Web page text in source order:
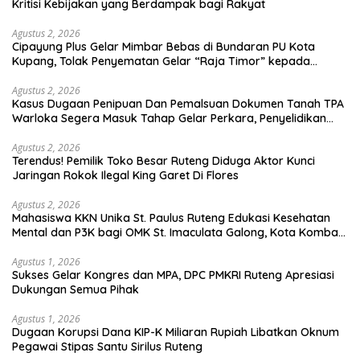
Kritisi Kebijakan yang Berdampak bagi Rakyat
Agustus 2, 2026
Cipayung Plus Gelar Mimbar Bebas di Bundaran PU Kota
Kupang, Tolak Penyematan Gelar “Raja Timor” kepada
Agustus 2, 2026
Kasus Dugaan Penipuan Dan Pemalsuan Dokumen Tanah TPA
Warloka Segera Masuk Tahap Gelar Perkara, Penyelidikan
Agustus 2, 2026
Terendus! Pemilik Toko Besar Ruteng Diduga Aktor Kunci
Jaringan Rokok Ilegal King Garet Di Flores
Agustus 2, 2026
Mahasiswa KKN Unika St. Paulus Ruteng Edukasi Kesehatan
Mental dan P3K bagi OMK St. Imaculata Galong, Kota Komba
Agustus 1, 2026
Sukses Gelar Kongres dan MPA, DPC PMKRI Ruteng Apresiasi
Dukungan Semua Pihak
Agustus 1, 2026
Dugaan Korupsi Dana KIP-K Miliaran Rupiah Libatkan Oknum
Pegawai Stipas Santu Sirilus Ruteng